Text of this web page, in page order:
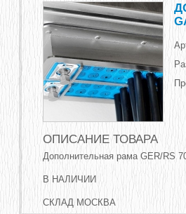
ОПИСАНИЕ ТОВАРА
Дополнительная рама GER/RS
В НАЛИЧИИ
СКЛАД МОСКВА